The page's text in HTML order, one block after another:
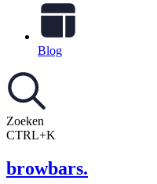
Blog
Zoeken
CTRL+K
browbars.